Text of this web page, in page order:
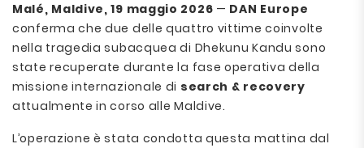
Malé, Maldive, 19 maggio 2026 — DAN Europe
conferma che due delle quattro vittime coinvolte
nella tragedia subacquea di Dhekunu Kandu sono
state recuperate durante la fase operativa della
missione internazionale di search & recovery
attualmente in corso alle Maldive.
L’operazione è stata condotta questa mattina dal